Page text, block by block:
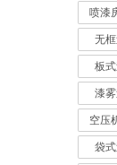
无
板
漆
袋